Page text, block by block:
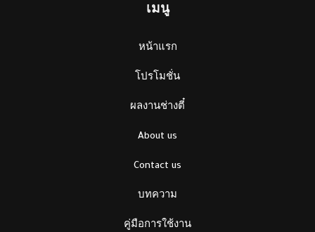
เมนู
หน้าแรก
โปรโมชั่น
ผลงานช่างตี๋
About us
Contact us
บทความ
คู่มือการใช้งาน